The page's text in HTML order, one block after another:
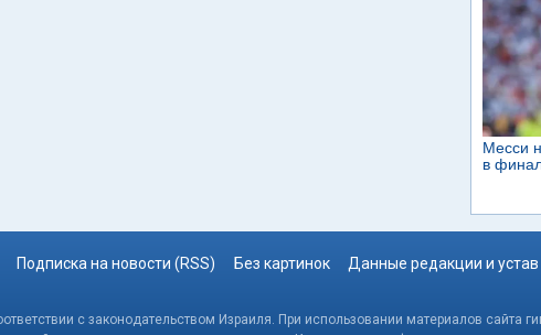
Подписка на новости (RSS) Без картинок Данные редакции и устав
с законодательством Израиля. При использовании материалов сайта